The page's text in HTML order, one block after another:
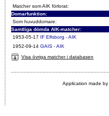
Matcher som AIK förlorat:
Domarfunktion:
Som huvuddomare:
Samtliga dömda AIK-matcher:
1953-05-17 IF Elfsborg - AIK
1952-09-14 GAIS - AIK
Visa övriga matcher i databasen
Application made by